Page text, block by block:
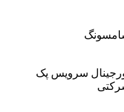
سرویس پک